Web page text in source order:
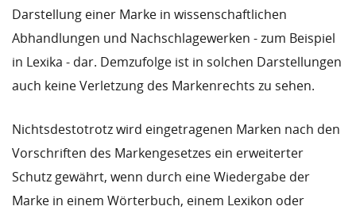
Darstellung einer Marke in wissenschaftlichen
Abhandlungen und Nachschlagewerken - zum Beispiel
in Lexika - dar. Demzufolge ist in solchen Darstellungen
auch keine Verletzung des Markenrechts zu sehen.
Nichtsdestotrotz wird eingetragenen Marken nach den
Vorschriften des Markengesetzes ein erweiterter
Schutz gewährt, wenn durch eine Wiedergabe der
Marke in einem Wörterbuch, einem Lexikon oder